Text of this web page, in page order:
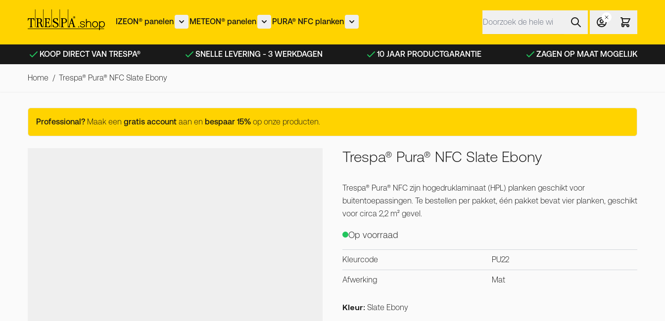
IZEON® panelen
Toon submenu voor IZEON® panelen categorie
METEON® panelen
Toon submenu voor METEON® panelen categorie
PURA® NFC planken
Toon submenu voor PURA® NFC planken categorie
KOOP DIRECT VAN TRESPA® SNELLE LEVERING - 3 WERKDAGEN 10 JAAR PRODUCTGARANTIE ZAGEN OP MAAT MOGELIJK
Home / Trespa® Pura® NFC Slate Ebony
Trespa® Pura® NFC Slate Ebony
Professional? Maak een gratis account aan en bespaar 15% op onze producten.
Trespa® Pura® NFC Slate Ebony
Trespa® Pura® NFC zijn hogedruklaminaat (HPL) planken geschikt voor
buitentoepassingen. Te bestellen per pakket, één pakket bevat vier planken, geschikt
voor circa 2,2 m² gevel.
Op voorraad
Kleurcode PU22
Afwerking Mat
Kleur: Slate Ebony